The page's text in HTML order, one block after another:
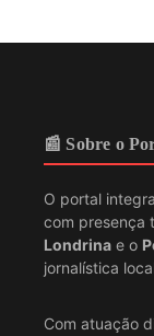
📰 Sobre o
O portal
com presença
Londrina e o
jornalística
Com atuação